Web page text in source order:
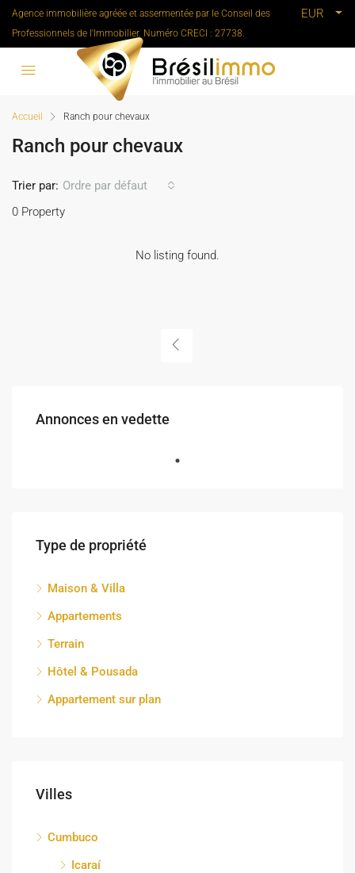
Agence immobilière agréée et assermentée par le Conseil des
Professionnels de l'Immobilier. Numéro CRECI : 27738.
EUR
Accueil Ranch pour chevaux
Ranch pour chevaux
0 Property
Trier par: Ordre par défaut
No listing found.
Annonces en vedette
Type de propriété
Maison & Villa
Appartements
Terrain
Hôtel & Pousada
Appartement sur plan
Villes
Cumbuco
Icaraí